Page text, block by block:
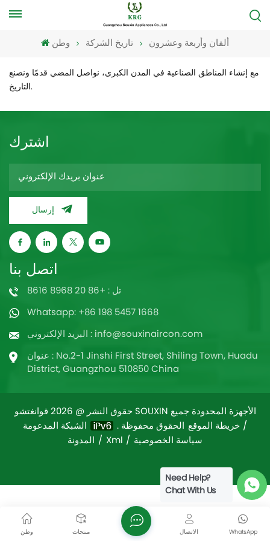
وطن تاريخ الشركة ألفان وأربعة وعشرون
مع إنشاء المناطق الصناعية في المدن الكبرى، نواصل المضي قدمًا ونصنع
التاريخ.
اشترك
إرسال
اتصل بنا
تل : +86 20 8968 8616
Whatsapp: +86 198 5457 1668
البريد الإلكتروني : info@souxinaircon.com
عنوان : No.2-1 Jinshi First Street, Shiling Town, Huadu
District, Guangzhou 510850 China
حقوق النشر @ 2026 قوانغتشو SOUXIN الأجهزة المحدودة جميع
الحقوق محفوظة . خريطة الموقع /
المدونة / Xml / سياسة الخصوصية
وطن منتجات WhatsApp الاتصال
Need Help?
Chat With Us